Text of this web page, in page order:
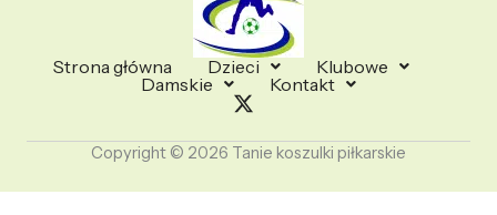
Strona główna Dzieci
Klubowe
Damskie
Kontakt
Copyright © 2026 Tanie koszulki piłkarskie